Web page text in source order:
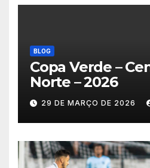
BLOG
Copa Verde –
Norte – 2026
29 DE MARÇO DE 2026